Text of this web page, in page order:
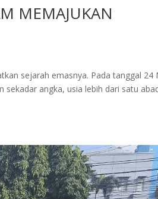
MEMAJUKAN
sejarah emasnya. Pada tanggal 24
sekadar angka, usia lebih dari satu